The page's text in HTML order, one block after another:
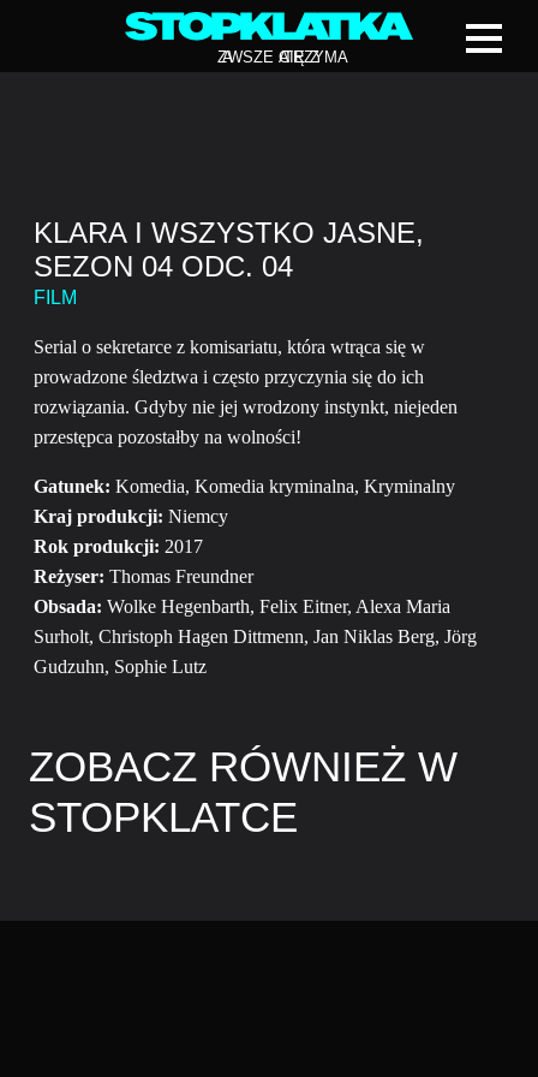
ZAWSZE CIĘ Z
ATRZYMA
KLARA I WSZYSTKO JASNE,
SEZON 04 ODC. 04
FILM
Serial o sekretarce z komisariatu, która wtrąca się w
prowadzone śledztwa i często przyczynia się do ich
rozwiązania. Gdyby nie jej wrodzony instynkt, niejeden
przestępca pozostałby na wolności!
Gatunek: Komedia, Komedia kryminalna, Kryminalny
Kraj produkcji: Niemcy
Rok produkcji: 2017
Reżyser: Thomas Freundner
Obsada: Wolke Hegenbarth, Felix Eitner, Alexa Maria
Surholt, Christoph Hagen Dittmenn, Jan Niklas Berg, Jörg
Gudzuhn, Sophie Lutz
ZOBACZ RÓWNIEŻ W
STOPKLATCE